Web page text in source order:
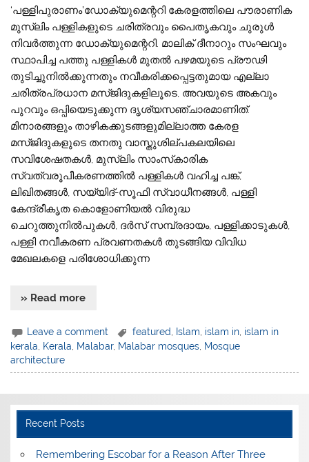
‘പള്ളിപുരാണം’ഡോക്യുമെന്ററി കേരളത്തിലെ പൗരാണിക
മുസ്‌ലിം പള്ളികളുടെ ചരിത്രവും പൈതൃകവും ചുരുൾ
നിവർത്തുന്ന ഡോക്യുമെന്ററി. മാലിക് ദീനാറും സംഘവും
സ്ഥാപിച്ച പത്തു പള്ളികൾ മുതൽ പഴമയുടെ പ്രൗഢി
തുടിച്ചുനിൽക്കുന്നതും നവീകരിക്കപ്പെട്ടതുമായ എല്ലാ
ചരിത്രപ്രധാന മസ്‌ജിദുകളിലൂടെ, അവയുടെ അകവും
പുറവും ഒപ്പിയെടുക്കുന്ന ദൃശ്യസഞ്ചാരമാണിത്.
മിനാരങ്ങളും താഴികക്കുടങ്ങളുമില്ലാത്ത കേരള
മസ്ജിദുകളുടെ തനതു വാസ്തുശില്പകലയിലെ
സവിശേഷതകൾ, മുസ്‌ലിം സാംസ്‌കാരിക
സ്വത്വരൂപീകരണത്തിൽ പള്ളികൾ വഹിച്ച പങ്ക്,
ലിഖിതങ്ങൾ, സയ്യിദ്-സൂഫി സ്വാധീനങ്ങൾ, പള്ളി
കേന്ദ്രീകൃത കൊളോണിയൽ വിരുദ്ധ
ചെറുത്തുനിൽപുകൾ, ദർസ് സമ്പ്രദായം, പള്ളിക്കാടുകൾ,
പള്ളി നവീകരണ പ്രവണതകൾ തുടങ്ങിയ വിവിധ
മേഖലകളെ പരിശോധിക്കുന്ന
» Read more
Leave a comment featured Islam islam in islam in
kerala, Kerala, Malabar, Malabar mosques, Mosque
architecture
Recent Posts
​Remembering Escobar for a Reason After Three